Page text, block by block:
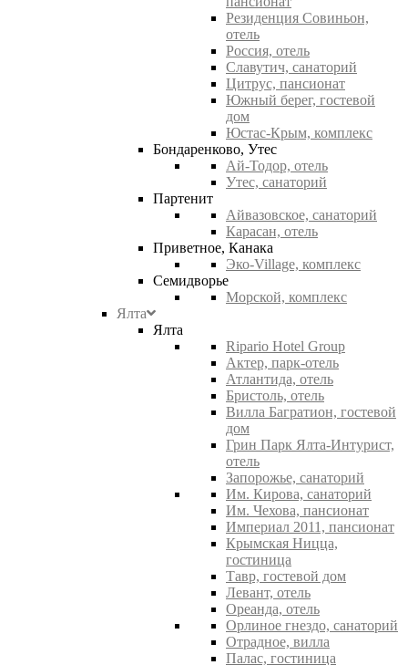
Резиденция Совиньон,
отель
Россия, отель
Славутич, санаторий
Цитрус, пансионат
Южный берег, гостевой
дом
Юстас-Крым, комплекс
Бондаренково, Утес
Ай-Тодор, отель
Утес, санаторий
Партенит
Айвазовское, санаторий
Карасан, отель
Приветное, Канака
Эко-Village, комплекс
Семидворье
Морской, комплекс
Ялта
Ялта
Ripario Hotel Group
Актер, парк-отель
Атлантида, отель
Бристоль, отель
Вилла Багратион, гостевой
дом
Грин Парк Ялта-Интурист,
отель
Запорожье, санаторий
Им. Кирова, санаторий
Им. Чехова, пансионат
Империал 2011, пансионат
Крымская Ницца,
гостиница
Тавр, гостевой дом
Левант, отель
Ореанда, отель
Орлиное гнездо, санаторий
Отрадное, вилла
Палас, гостиница